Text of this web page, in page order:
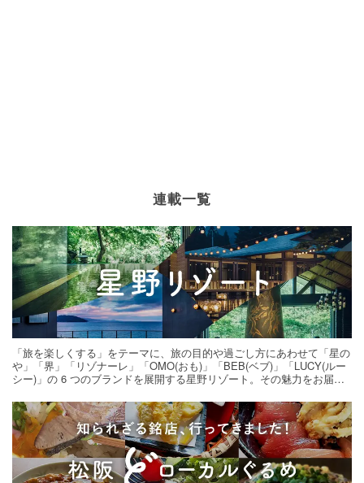
連載一覧
「旅を楽しくする」をテーマに、旅の目的や過ごし方にあわせて「星の
や」「界」「リゾナーレ」「OMO(おも)」「BEB(ベブ)」「LUCY(ルー
シー)」の 6 つのブランドを展開する星野リゾート。その魅力をお届け